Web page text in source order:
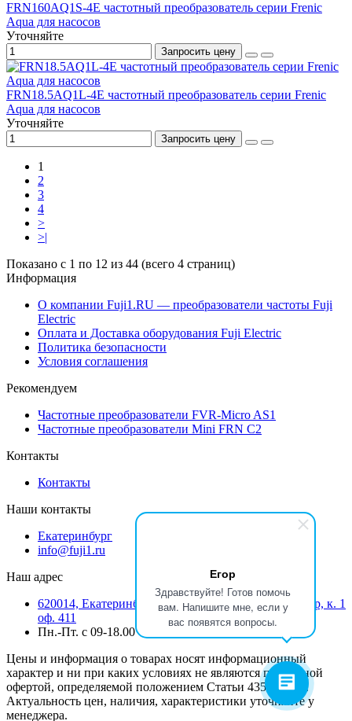
Егор
Здравствуйте! Готов помочь
вам. Напишите мне, если у
вас появятся вопросы.
FRN160AQ1S-4E частотный преобразователь серии Frenic
Aqua для насосов
Уточняйте
Запросить цену
FRN18.5AQ1L-4E частотный преобразователь серии Frenic
Aqua для насосов
Уточняйте
Запросить цену
1
2
3
4
>
>|
Показано с 1 по 12 из 44 (всего 4 страниц)
Информация
О компании Fuji1.RU — преобразователи частоты Fuji
Electric
Оплата и Доставка оборудования Fuji Electric
Политика безопасности
Условия соглашения
Рекомендуем
Частотные преобразователи FVR-Micro AS1
Частотные преобразователи Mini FRN C2
Контакты
Контакты
Наши контакты
Екатеринбург
info@fuji1.ru
Наш адрес
620014, Екатеринбург, Режевской тракт 15 километр, к. 1
оф. 411
Пн.-Пт. с 09-18.00
Цены и информация о товарах носят информационный
характер и ни при каких условиях не являются публичной
офертой, определяемой положением Статьи 435 ГК РФ.
Актуальность цен, наличия, характеристики уточняйте у
менеджера.